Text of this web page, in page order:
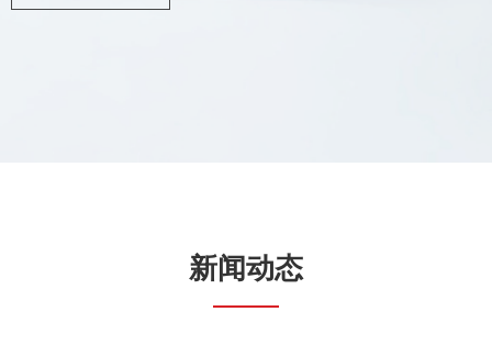
新闻动态